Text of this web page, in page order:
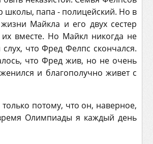
школы, папа - полицейский. Но в
Майкла и его двух сестер
их вместе. Но Майкл никогда не
что Фред Фелпс скончался.
что Фред жив, но не очень
и благополучно живет с
потому, что он, наверное,
Олимпиады я каждый день